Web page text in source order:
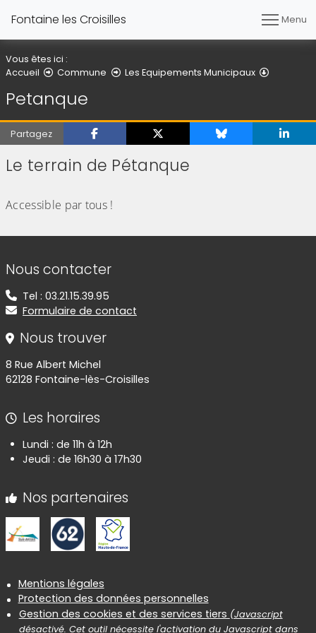
Fontaine les Croisilles Menu
Vous êtes ici :
Accueil
Commune Les Equipements Municipaux
Petanque
Partagez
Le terrain de Pétanque
Accessible par tous !
Informations de contact
Nous contacter
Tel : 03.21.15.39.95
Formulaire de contact
Nous trouver
8 Rue Albert Michel
62128 Fontaine-lès-Croisilles
Les horaires
Lundi : de 11h à 12h
Jeudi : de 16h30 à 17h30
Nos partenaires
Informations réglementaires
Mentions légales
Protection des données personnelles
Gestion des cookies et des services tiers (Javascript
désactivé. Cet outil nécessite l'activation du Javascript dans